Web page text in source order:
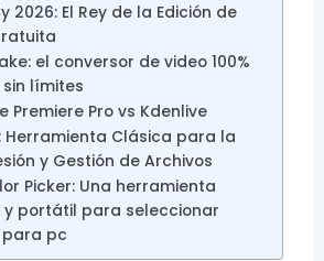
2026: El Rey de la Edición de
el conversor de video 100%
límites
Premiere Pro vs Kdenlive
Herramienta Clásica para la
y Gestión de Archivos
Picker: Una herramienta
y portátil para seleccionar
pc